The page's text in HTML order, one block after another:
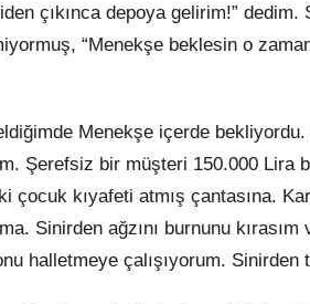
çıkınca depoya gelirim!”
“Menekşe beklesin o
Menekşe içerde bekliyordu.
Şerefsiz bir müşteri 150.000 Lira
çocuk kıyafeti atmış çantasına.
Sinirden ağzını burnunu
halletmeye çalışıyorum. Sinirden